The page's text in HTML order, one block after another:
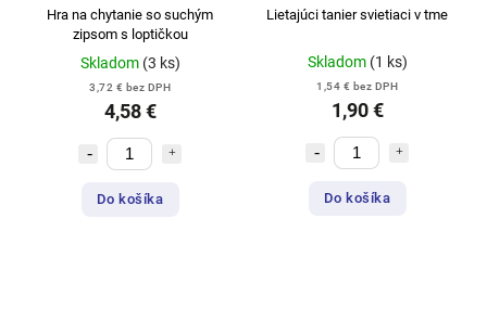
Hra na chytanie so suchým
zipsom s loptičkou
Skladom (3 ks)
3,72 € bez DPH
4,58 €
Do košíka
Lietajúci tanier svietiaci v tme
Skladom (1 ks)
1,54 € bez DPH
1,90 €
Do košíka